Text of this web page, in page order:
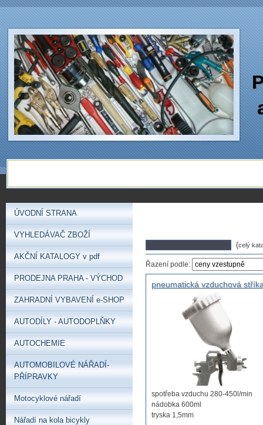
(celý
Řazení podle:
pneumatická vzduchová
pistole s horní nádobkou
spotřeba vzduchu 280-450l/min
nádobka 600ml
tryska 1,5mm
ÚVODNÍ STRANA
VYHLEDÁVAČ ZBOŽÍ
AKČNÍ KATALOGY v pdf
PRODEJNA PRAHA - VÝCHOD
ZAHRADNÍ VYBAVENÍ e-SHOP
AUTODÍLY - AUTODOPLŇKY
AUTOCHEMIE
AUTOMOBILOVÉ NÁŘADÍ-
PŘÍPRAVKY
Motocyklové nářadí
Nářadí na kola bicykly